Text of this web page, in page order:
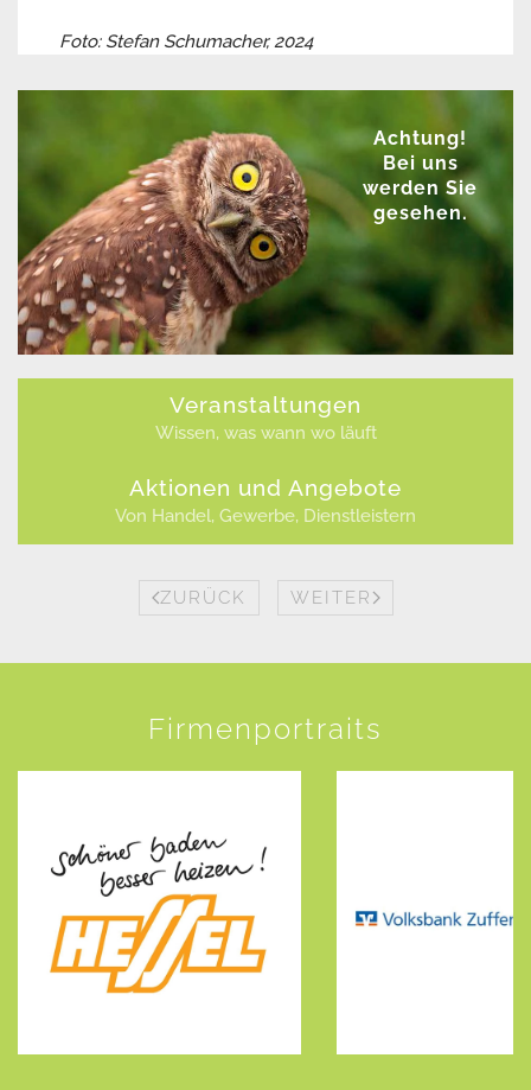
Foto: Stefan Schumacher, 2024
Achtung!
Bei uns
werden Sie
gesehen.
Veranstaltungen
Wissen, was wann wo läuft
Aktionen und Angebote
Von Handel, Gewerbe, Dienstleistern
ZURÜCK WEITER
Firmenportraits